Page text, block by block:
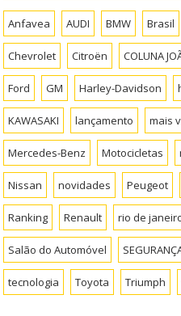
Anfavea AUDI BMW Brasil
Chevrolet Citroën COLUNA
Ford GM Harley-Davidson
KAWASAKI lançamento mais
Mercedes-Benz Motocicletas
Nissan novidades Peugeot
Ranking Renault rio de
Salão do Automóvel
tecnologia Toyota Triumph